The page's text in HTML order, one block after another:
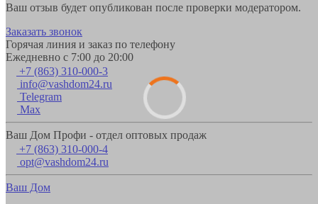
Ваш отзыв будет опубликован после проверки модератором.
Заказать звонок
Горячая линия и заказ по телефону
Ежедневно с 7:00 до 20:00
+7 (863) 310-000-3
info@vashdom24.ru
Telegram
Max
Ваш Дом Профи - отдел оптовых продаж
+7 (863) 310-000-4
opt@vashdom24.ru
Ваш Дом